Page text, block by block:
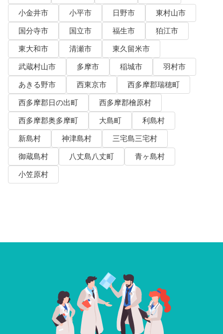
小金井市
小平市 日野市
東村山市
国分寺市
国立市 福生市
狛江市
東大和市
清瀬市
東久留米市
武蔵村山市
多摩市 稲城市
羽村市
あきる野市
西東京市
西多摩郡瑞穂町
西多摩郡日の出町
西多摩郡檜原村
西多摩郡奥多摩町
大島町
利島村
新島村
神津島村
三宅島三宅村
御蔵島村
八丈島八丈町
青ヶ島村
小笠原村